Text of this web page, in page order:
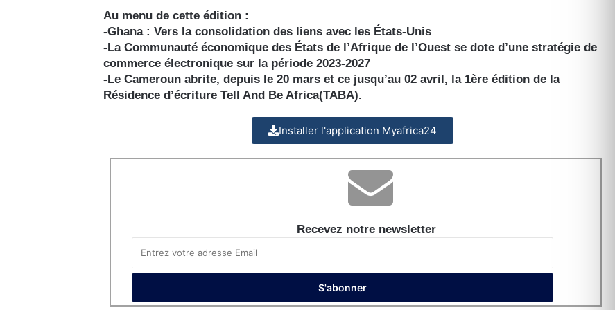
Au menu de cette édition :
-Ghana : Vers la consolidation des liens avec les États-Unis
-La Communauté économique des États de l’Afrique de l’Ouest se dote d’une stratégie de
commerce électronique sur la période 2023-2027
-Le Cameroun abrite, depuis le 20 mars et ce jusqu’au 02 avril, la 1ère édition de la
Résidence d’écriture Tell And Be Africa(TABA).
Installer l'application Myafrica24
Recevez notre newsletter